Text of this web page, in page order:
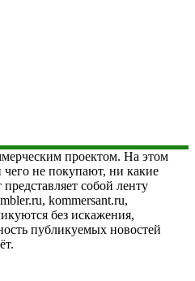
проектом. На этом
не покупают, ни какие
собой ленту
kommersant.ru,
без искажения,
публикуемых новостей